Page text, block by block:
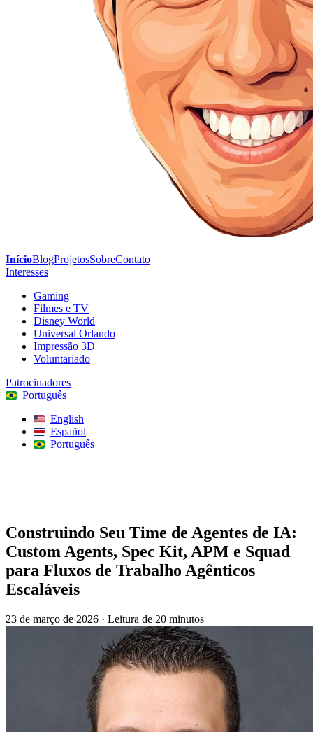
InícioBlogProjetosSobreContato
Interesses
Gaming
Filmes e TV
Disney World
Universal Orlando
Impressão 3D
Voluntariado
Patrocinadores
Português
English
Español
Português
Construindo Seu Time de Agentes de IA:
Custom Agents, Spec Kit, APM e Squad
para Fluxos de Trabalho Agênticos
Escaláveis
23 de março de 2026 · Leitura de 20 minutos